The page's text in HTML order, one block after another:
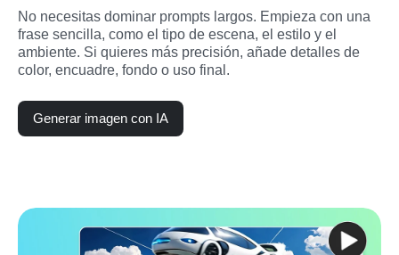
No necesitas dominar prompts largos. Empieza con una
frase sencilla, como el tipo de escena, el estilo y el
ambiente. Si quieres más precisión, añade detalles de
color, encuadre, fondo o uso final.
Generar imagen con IA